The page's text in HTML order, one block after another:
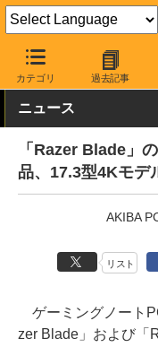
カテゴリ 過去記事
AKIBA PC Hotline! PC本
ニュース
「Razer Blade」
品、17.3型4Kモデ
AKIBA
リスト
ゲーミングノート
zer Blade」および「